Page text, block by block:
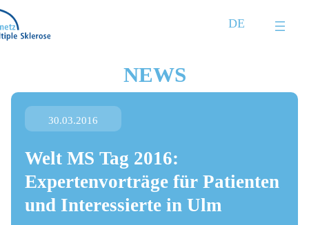
Zum
Inhalt
springen
NEWS
30.03.2016
Welt MS Tag 2016:
Expertenvorträge für Patienten
und Interessierte in Ulm
DE